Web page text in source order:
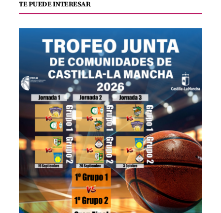
TE PUEDE INTERESAR